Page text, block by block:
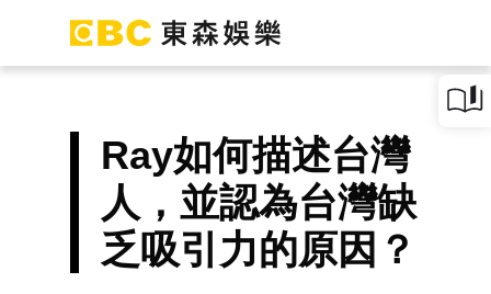
Ray如何描述台灣
人，並認為台灣缺
乏吸引力的原因？